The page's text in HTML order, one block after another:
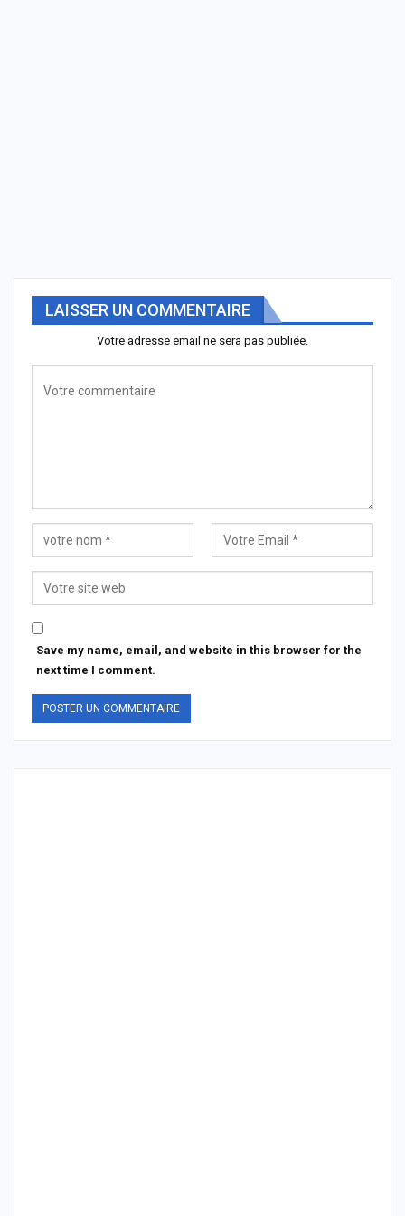
LAISSER UN COMMENTAIRE
Votre adresse email ne sera pas publiée.
Save my name, email, and website in this browser for the
next time I comment.